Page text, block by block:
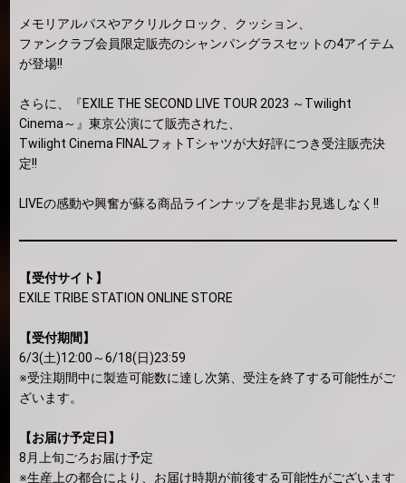
メモリアルパスやアクリルクロック、クッション、
ファンクラブ会員限定販売のシャンパングラスセットの4アイテム
が登場!!
さらに、『EXILE THE SECOND LIVE TOUR 2023 ～Twilight
Cinema～』東京公演にて販売された、
Twilight Cinema FINALフォトTシャツが大好評につき受注販売決
定!!
LIVEの感動や興奮が蘇る商品ラインナップを是非お見逃しなく!!
【受付サイト】
EXILE TRIBE STATION ONLINE STORE
【受付期間】
6/3(土)12:00～6/18(日)23:59
※受注期間中に製造可能数に達し次第、受注を終了する可能性がご
ざいます。
【お届け予定日】
8月上旬ごろお届け予定
※生産上の都合により、お届け時期が前後する可能性がございます